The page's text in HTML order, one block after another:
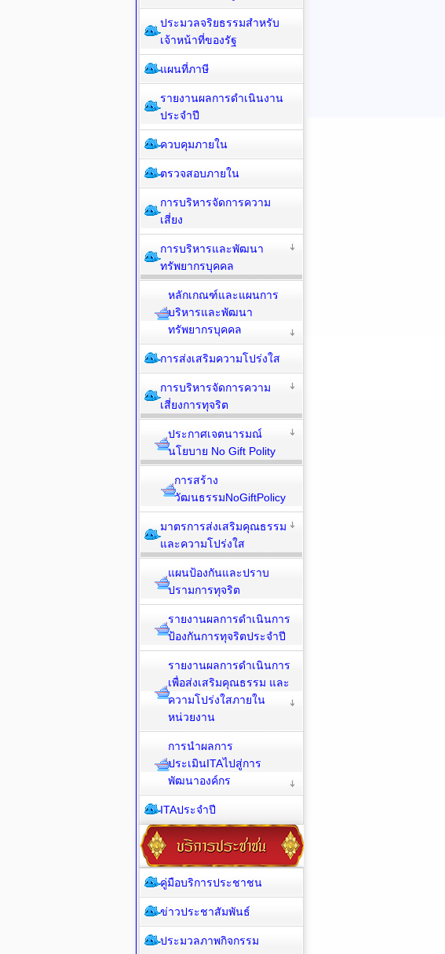
ประมวลจริยธรรมสำหรับ
เจ้าหน้าที่ของรัฐ
แผนที่ภาษี
รายงานผลการดำเนินงาน
ประจำปี
ควบคุมภายใน
ตรวจสอบภายใน
การบริหารจัดการความ
เสี่ยง
การบริหารและพัฒนา
ทรัพยากรบุคคล
หลักเกณฑ์และแผนการ
บริหารและพัฒนา
ทรัพยากรบุคคล
การส่งเสริมความโปร่งใส
การบริหารจัดการความ
เสี่ยงการทุจริต
ประกาศเจตนารมณ์
นโยบาย No Gift Polity
การสร้าง
วัฒนธรรมNoGiftPolicy
มาตรการส่งเสริมคุณธรรม
และความโปร่งใส
แผนป้องกันและปราบ
ปรามการทุจริต
รายงานผลการดำเนินการ
ป้องกันการทุจริตประจำปี
รายงานผลการดำเนินการ
เพื่อส่งเสริมคุณธรรม และ
ความโปร่งใสภายใน
หน่วยงาน
การนำผลการ
ประเมินITAไปสู่การ
พัฒนาองค์กร
ITAประจำปี
คู่มือบริการประชาชน
ข่าวประชาสัมพันธ์
ประมวลภาพกิจกรรม